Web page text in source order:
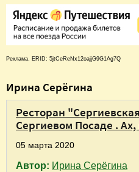
Реклама. ERID: 5jtCeReNx12oajjG9G1Ag7Q
Ирина Серёгина
Ресторан
Сергиевом Посаде . Ах,
05 марта 2020
Автор: Ирина Серёгина